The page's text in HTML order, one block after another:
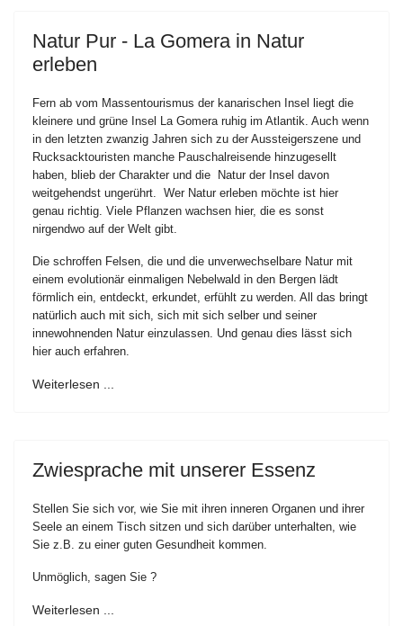
Natur Pur - La Gomera in Natur
erleben
Fern ab vom Massentourismus der kanarischen Insel liegt die
kleinere und grüne Insel La Gomera ruhig im Atlantik. Auch wenn
in den letzten zwanzig Jahren sich zu der Aussteigerszene und
Rucksacktouristen manche Pauschalreisende hinzugesellt
haben, blieb der Charakter und die Natur der Insel davon
weitgehendst ungerührt. Wer Natur erleben möchte ist hier
genau richtig. Viele Pflanzen wachsen hier, die es sonst
nirgendwo auf der Welt gibt.
Die schroffen Felsen, die und die unverwechselbare Natur mit
einem evolutionär einmaligen Nebelwald in den Bergen lädt
förmlich ein, entdeckt, erkundet, erfühlt zu werden. All das bringt
natürlich auch mit sich, sich mit sich selber und seiner
innewohnenden Natur einzulassen. Und genau dies lässt sich
hier auch erfahren.
Weiterlesen ...
Zwiesprache mit unserer Essenz
Stellen Sie sich vor, wie Sie mit ihren inneren Organen und ihrer
Seele an einem Tisch sitzen und sich darüber unterhalten, wie
Sie z.B. zu einer guten Gesundheit kommen.
Unmöglich, sagen Sie ?
Weiterlesen ...